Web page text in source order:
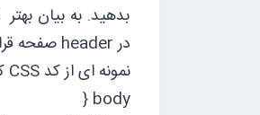
در header صفحه قرار داده می‌شود. این روش بهترین روش برای ارتباط بین CSS و HTML است.
نمونه ای از کد CSS که می‌توانید با پسوند .CSS در ویرایشگر متن خود ذخیره کنید .
body {